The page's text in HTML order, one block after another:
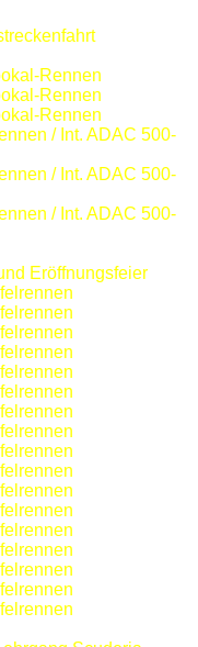
Rennen
Rennen
Rennen
/ Int. ADAC 500-
/ Int. ADAC 500-
/ Int. ADAC 500-
Eröffnungsfeier